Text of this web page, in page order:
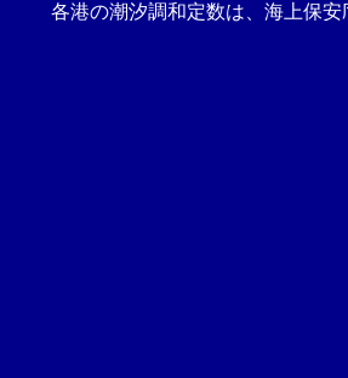
各港の潮汐調和定数は、海上保